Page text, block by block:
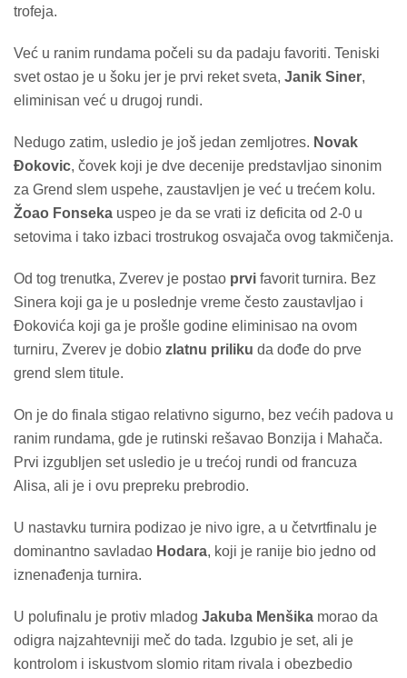
trofeja.
Već u ranim rundama počeli su da padaju favoriti. Teniski
svet ostao je u šoku jer je prvi reket sveta, Janik Siner,
eliminisan već u drugoj rundi.
Nedugo zatim, usledio je još jedan zemljotres. Novak
Đokovic, čovek koji je dve decenije predstavljao sinonim
za Grend slem uspehe, zaustavljen je već u trećem kolu.
Žoao Fonseka uspeo je da se vrati iz deficita od 2-0 u
setovima i tako izbaci trostrukog osvajača ovog takmičenja.
Od tog trenutka, Zverev je postao prvi favorit turnira. Bez
Sinera koji ga je u poslednje vreme često zaustavljao i
Đokovića koji ga je prošle godine eliminisao na ovom
turniru, Zverev je dobio zlatnu priliku da dođe do prve
grend slem titule.
On je do finala stigao relativno sigurno, bez većih padova u
ranim rundama, gde je rutinski rešavao Bonzija i Mahača.
Prvi izgubljen set usledio je u trećoj rundi od francuza
Alisa, ali je i ovu prepreku prebrodio.
U nastavku turnira podizao je nivo igre, a u četvrtfinalu je
dominantno savladao Hodara, koji je ranije bio jedno od
iznenađenja turnira.
U polufinalu je protiv mladog Jakuba Menšika morao da
odigra najzahtevniji meč do tada. Izgubio je set, ali je
kontrolom i iskustvom slomio ritam rivala i obezbedio